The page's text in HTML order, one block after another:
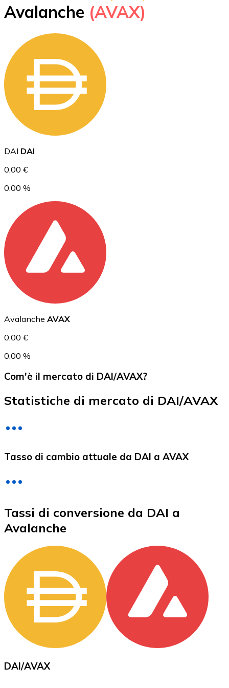
BTC
Ethereum
ETH
USD Coin
USDC
XRP
XRP
Avalanche (AVAX)
DAI DAI
0,00 €
0,00 %
Avalanche AVAX
0,00 €
0,00 %
Com'è il mercato di DAI/AVAX?
Statistiche di mercato di DAI/AVAX
Tasso di cambio attuale da DAI a AVAX
Tassi di conversione da DAI a
Avalanche
DAI/AVAX